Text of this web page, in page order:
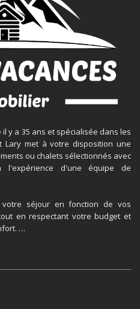
y a 35 ans et spécialisée dans les
Lary met à votre disposition une
ou chalets sélectionnés avec
d'une équipe de
séjour en fonction de vos
en respectant votre budget et
…